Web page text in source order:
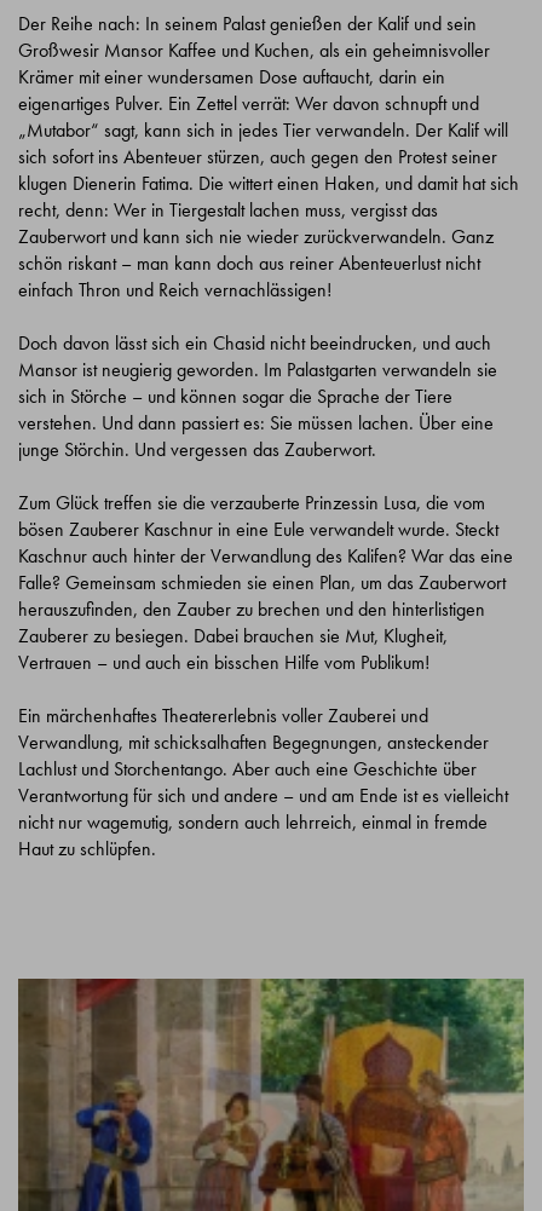
Der Reihe nach: In seinem Palast genießen der Kalif und sein
Großwesir Mansor Kaffee und Kuchen, als ein geheimnisvoller
Krämer mit einer wundersamen Dose auftaucht, darin ein
eigenartiges Pulver. Ein Zettel verrät: Wer davon schnupft und
„Mutabor“ sagt, kann sich in jedes Tier verwandeln. Der Kalif will
sich sofort ins Abenteuer stürzen, auch gegen den Protest seiner
klugen Dienerin Fatima. Die wittert einen Haken, und damit hat sich
recht, denn: Wer in Tiergestalt lachen muss, vergisst das
Zauberwort und kann sich nie wieder zurückverwandeln. Ganz
schön riskant – man kann doch aus reiner Abenteuerlust nicht
einfach Thron und Reich vernachlässigen!
Doch davon lässt sich ein Chasid nicht beeindrucken, und auch
Mansor ist neugierig geworden. Im Palastgarten verwandeln sie
sich in Störche – und können sogar die Sprache der Tiere
verstehen. Und dann passiert es: Sie müssen lachen. Über eine
junge Störchin. Und vergessen das Zauberwort.
Zum Glück treffen sie die verzauberte Prinzessin Lusa, die vom
bösen Zauberer Kaschnur in eine Eule verwandelt wurde. Steckt
Kaschnur auch hinter der Verwandlung des Kalifen? War das eine
Falle? Gemeinsam schmieden sie einen Plan, um das Zauberwort
herauszufinden, den Zauber zu brechen und den hinterlistigen
Zauberer zu besiegen. Dabei brauchen sie Mut, Klugheit,
Vertrauen – und auch ein bisschen Hilfe vom Publikum!
Ein märchenhaftes Theatererlebnis voller Zauberei und
Verwandlung, mit schicksalhaften Begegnungen, ansteckender
Lachlust und Storchentango. Aber auch eine Geschichte über
Verantwortung für sich und andere – und am Ende ist es vielleicht
nicht nur wagemutig, sondern auch lehrreich, einmal in fremde
Haut zu schlüpfen.